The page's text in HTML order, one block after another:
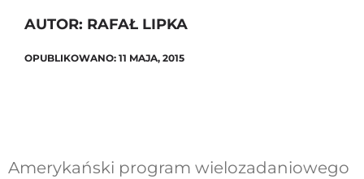
AUTOR: RAFAŁ LIPKA
OPUBLIKOWANO: 11 MAJA, 2015
Amerykański program wielozadaniowego